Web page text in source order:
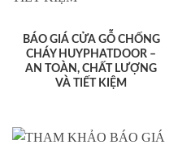
BÁO GIÁ CỬA GỖ CHỐNG
CHÁY HUYPHATDOOR –
AN TOÀN, CHẤT LƯỢNG
VÀ TIẾT KIỆM